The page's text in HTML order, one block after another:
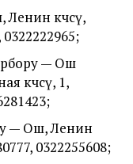
көчөсү,
— Ош
көчөсү, 1,
— Ош, Ленин
0322255608;